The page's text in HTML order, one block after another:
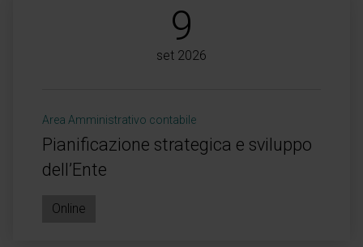
9
set 2026
Area Amministrativo contabile
Pianificazione strategica e sviluppo
dell’Ente
Online